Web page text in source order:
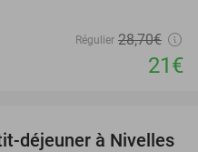
Régulier 28,70€
21€
déjeuner à Nivelles